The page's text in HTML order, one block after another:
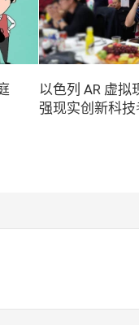
以色列 AR 虚拟
强现实创新科